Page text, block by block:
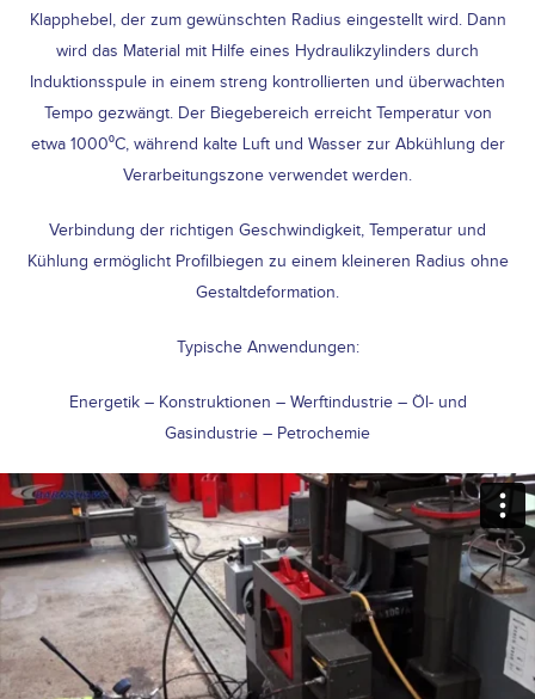
Klapphebel, der zum gewünschten Radius eingestellt wird. Dann
wird das Material mit Hilfe eines Hydraulikzylinders durch
Induktionsspule in einem streng kontrollierten und überwachten
Tempo gezwängt. Der Biegebereich erreicht Temperatur von
etwa 1000⁰C, während kalte Luft und Wasser zur Abkühlung der
Verarbeitungszone verwendet werden.
Verbindung der richtigen Geschwindigkeit, Temperatur und
Kühlung ermöglicht Profilbiegen zu einem kleineren Radius ohne
Gestaltdeformation.
Typische Anwendungen:
Energetik – Konstruktionen – Werftindustrie – Öl- und
Gasindustrie – Petrochemie